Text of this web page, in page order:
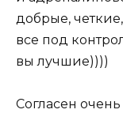
добрые,
все под
вы лучшие))))
Согласен